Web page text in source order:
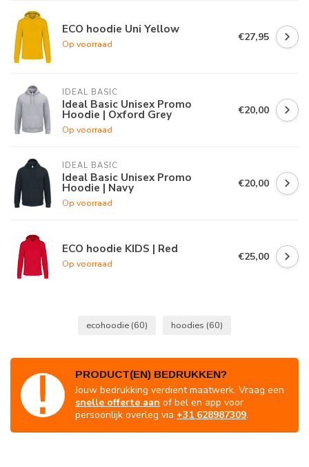
ECO hoodie Uni Yellow
Op voorraad
€27,95
IDEAL BASIC
Ideal Basic Unisex Promo
Hoodie | Oxford Grey
Op voorraad
€20,00
IDEAL BASIC
Ideal Basic Unisex Promo
Hoodie | Navy
Op voorraad
€20,00
ECO hoodie KIDS | Red
Op voorraad
€25,00
ecohoodie (60) hoodies (60)
PRODUCT(EN) BEDRUKKEN?
Jouw bedrukking verdient maatwerk. Vraag een
snelle offerte aan of bel en app voor
persoonlijk overleg via +31 628987309.